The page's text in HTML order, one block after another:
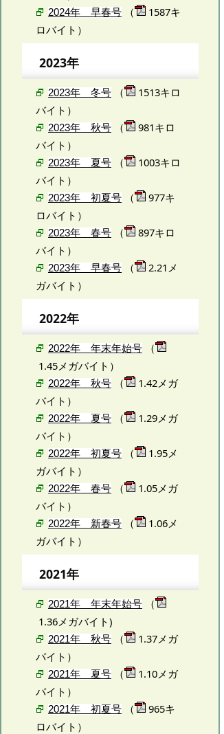
2024年 早春号 （
1587キ
ロバイト）
2023年
2023年 冬号 （
1513キロ
バイト）
2023年 秋号 （
981キロ
バイト）
2023年 夏号 （
1003キロ
バイト）
2023年 初夏号 （
977キ
ロバイト）
2023年 春号 （
897キロ
バイト）
2023年 早春号 （
2.21メ
ガバイト）
2022年
2022年 年末年始号
（
1.45メガバイト）
2022年 秋号 （
1.42メガ
バイト）
2022年 夏号 （
1.29メガ
バイト）
2022年 初夏号 （
1.95メ
ガバイト）
2022年 春号 （
1.05メガ
バイト）
2022年 新春号 （
1.06メ
ガバイト）
2021年
2021年 年末年始号
（
1.36メガバイト)
2021年 秋号 （
1.37メガ
バイト）
2021年 夏号 （
1.10メガ
バイト）
2021年 初夏号 （
965キ
ロバイト）